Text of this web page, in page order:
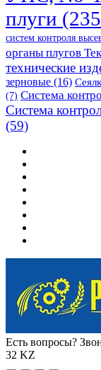
плуги
систем контроля
органы плугов
технические
зерновые (16)
(7) Система
Система
(59)
Есть вопросы?
32 KZ